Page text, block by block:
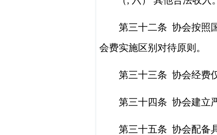
第三十二条 协会按照
会费实施区别对待原则。
第三十三条 协会经费
第三十四条 协会建立
第三十五条 协会配备